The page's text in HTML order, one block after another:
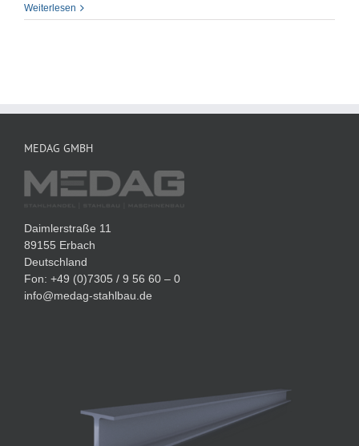
Weiterlesen
MEDAG GMBH
Daimlerstraße 11
89155 Erbach
Deutschland
Fon: +49 (0)7305 / 9 56 60 – 0
info@medag-stahlbau.de